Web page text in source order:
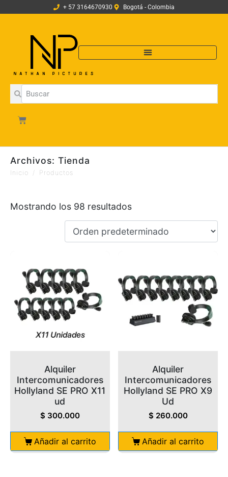
+ 57 3164670930 Bogotá - Colombia
Archivos: Tienda
Inicio Productos
Mostrando los 98 resultados
Alquiler
Intercomunicadores
Hollyland SE PRO X11
ud
$ 300.000
Añadir al carrito
Alquiler
Intercomunicadores
Hollyland SE PRO X9
Ud
$ 260.000
Añadir al carrito